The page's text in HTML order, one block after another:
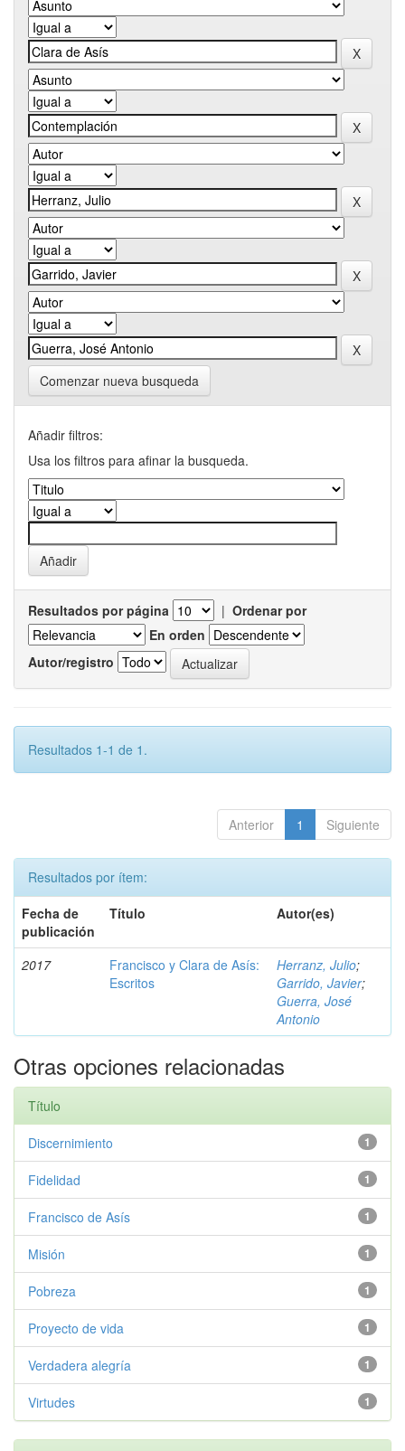
Comenzar nueva busqueda
Añadir filtros:
Usa los filtros para afinar la busqueda.
Resultados por página | Ordenar por
En orden
Autor/registro
Resultados 1-1 de 1.
Anterior 1 Siguiente
Resultados por ítem:
Fecha de
publicación
Título Autor(es)
2017
Francisco y Clara de Asís:
Escritos
Herranz, Julio;
Garrido, Javier;
Guerra, José
Antonio
Otras opciones relacionadas
Título
1
Discernimiento
1
Fidelidad
1
Francisco de Asís
1
Misión
1
Pobreza
1
Proyecto de vida
1
Verdadera alegría
1
Virtudes